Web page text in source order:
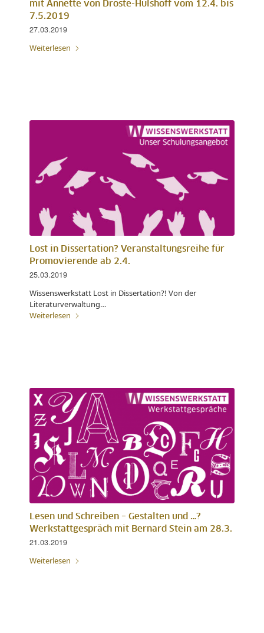
mit Annette von Droste-Hülshoff vom 12.4. bis
7.5.2019
27.03.2019
Weiterlesen
Lost in Dissertation? Veranstaltungsreihe für
Promovierende ab 2.4.
25.03.2019
Wissenswerkstatt Lost in Dissertation?! Von der
Literaturverwaltung…
Weiterlesen
Lesen und Schreiben – Gestalten und …?
Werkstattgespräch mit Bernard Stein am 28.3.
21.03.2019
Weiterlesen